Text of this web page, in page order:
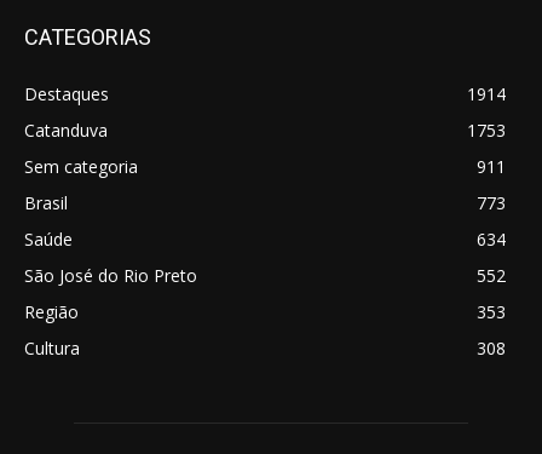
CATEGORIAS
Destaques
1914
Catanduva
1753
Sem categoria
911
Brasil
773
Saúde
634
São José do Rio Preto
552
Região
353
Cultura
308